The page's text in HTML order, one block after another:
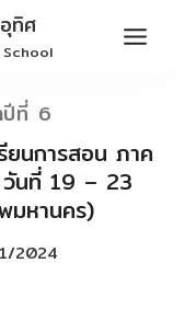
ทิศ
ปีที่ 6
ยนการสอน ภาค
นที่ 19 – 23
มหานคร)
2024